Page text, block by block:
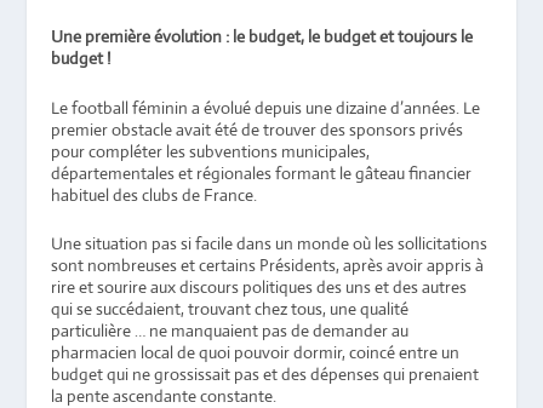
Une première évolution : le budget, le budget et toujours le
budget !
Le football féminin a évolué depuis une dizaine d’années. Le
premier obstacle avait été de trouver des sponsors privés
pour compléter les subventions municipales,
départementales et régionales formant le gâteau financier
habituel des clubs de France.
Une situation pas si facile dans un monde où les sollicitations
sont nombreuses et certains Présidents, après avoir appris à
rire et sourire aux discours politiques des uns et des autres
qui se succédaient, trouvant chez tous, une qualité
particulière … ne manquaient pas de demander au
pharmacien local de quoi pouvoir dormir, coincé entre un
budget qui ne grossissait pas et des dépenses qui prenaient
la pente ascendante constante.